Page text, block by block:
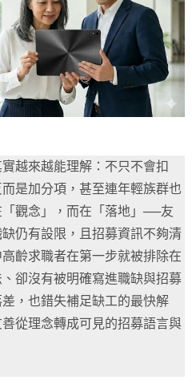
越來越能理解：不只不會扣
是加分項，甚至連年輕族群也
觀念」，而在「落地」──友
仍有設限，且招募資訊不夠清
齡求職者在第一步就被排除在
卻沒有被明確寫進職缺與招募
，也錯失補足缺工的最快解
從理念轉成可見的招募語言與